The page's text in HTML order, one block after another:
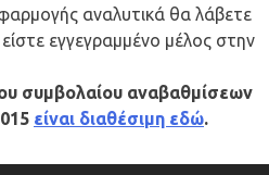
αναλυτικά θα λάβετε
εγγεγραμμένο μέλος στην
συμβολαίου αναβαθμίσεων
είναι διαθέσιμη εδώ.